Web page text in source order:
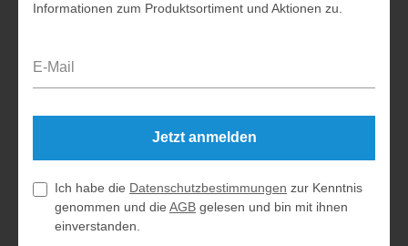
Informationen zum Produktsortiment und Aktionen zu.
Jetzt anmelden
Ich habe die Datenschutzbestimmungen zur Kenntnis
genommen und die AGB gelesen und bin mit ihnen
einverstanden.